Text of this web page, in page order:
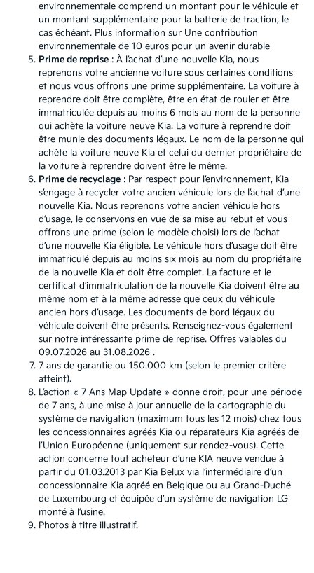
environnementale comprend un montant pour le véhicule et
un montant supplémentaire pour la batterie de traction, le
cas échéant. Plus information sur Une contribution
environnementale de 10 euros pour un avenir durable
Prime de reprise : À l’achat d’une nouvelle Kia, nous
reprenons votre ancienne voiture sous certaines conditions
et nous vous offrons une prime supplémentaire. La voiture à
reprendre doit être complète, être en état de rouler et être
immatriculée depuis au moins 6 mois au nom de la personne
qui achète la voiture neuve Kia. La voiture à reprendre doit
être munie des documents légaux. Le nom de la personne qui
achète la voiture neuve Kia et celui du dernier propriétaire de
la voiture à reprendre doivent être le même.
Prime de recyclage : Par respect pour l’environnement, Kia
s’engage à recycler votre ancien véhicule lors de l’achat d’une
nouvelle Kia. Nous reprenons votre ancien véhicule hors
d’usage, le conservons en vue de sa mise au rebut et vous
offrons une prime (selon le modèle choisi) lors de l’achat
d’une nouvelle Kia éligible. Le véhicule hors d’usage doit être
immatriculé depuis au moins six mois au nom du propriétaire
de la nouvelle Kia et doit être complet. La facture et le
certificat d’immatriculation de la nouvelle Kia doivent être au
même nom et à la même adresse que ceux du véhicule
ancien hors d’usage. Les documents de bord légaux du
véhicule doivent être présents. Renseignez-vous également
sur notre intéressante prime de reprise. Offres valables du
09.07.2026 au 31.08.2026 .
7 ans de garantie ou 150.000 km (selon le premier critère
atteint).
L’action « 7 Ans Map Update » donne droit, pour une période
de 7 ans, à une mise à jour annuelle de la cartographie du
système de navigation (maximum tous les 12 mois) chez tous
les concessionnaires agréés Kia ou réparateurs Kia agréés de
l’Union Européenne (uniquement sur rendez-vous). Cette
action concerne tout acheteur d’une KIA neuve vendue à
partir du 01.03.2013 par Kia Belux via l’intermédiaire d’un
concessionnaire Kia agréé en Belgique ou au Grand-Duché
de Luxembourg et équipée d’un système de navigation LG
monté à l’usine.
Photos à titre illustratif.